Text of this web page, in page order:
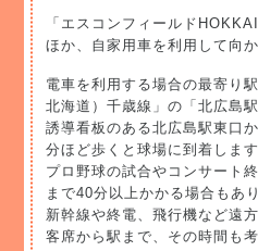
「エスコンフィールド
ほか、自家用車を利用して向
電車を利用する場合の最寄り
北海道）千歳線」の「北広島
誘導看板のある北広島駅東口
分ほど歩くと球場に到着します
プロ野球の試合やコンサート
まで40分以上かかる場合もあ
新幹線や終電、飛行機など遠
客席から駅まで、その時間も